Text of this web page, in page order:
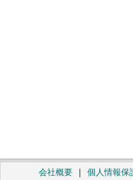
会社概要 | 個人情報保